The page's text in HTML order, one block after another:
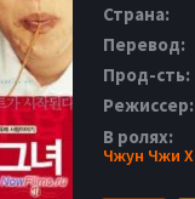
Страна:
Перевод:
Прод-сть:
Режиссер:
В ролях:
Чжун Чжи